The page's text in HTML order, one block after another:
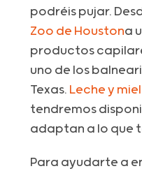
podréis pujar.
Zoo de Houstona
productos
uno de los
Texas. Leche y miel
tendremos
adaptan a lo que
Para ayudarte a